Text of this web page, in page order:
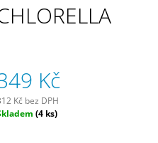
Kč
Kč bez DPH
(4 ks)
Kč